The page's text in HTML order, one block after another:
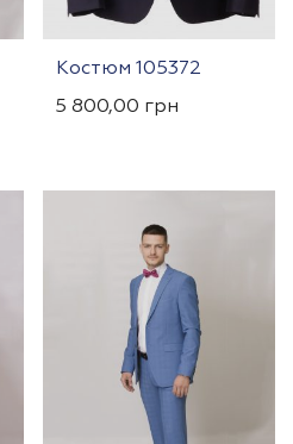
Костюм 105372
5 800,00 грн